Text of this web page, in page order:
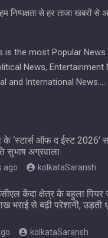
निष्पक्षता से हर ताजा खबरों से
is the most Popular
News, Entertainment
and International News….
के ‘स्टार्स ऑफ द ईस्ट
सुभाष अग्रवाला
ago kolkataSaransh
केंदा क्षेत्र के बहुला पियर
भराई से बढ़ी परेशानी, उड़ती
kolkataSaransh